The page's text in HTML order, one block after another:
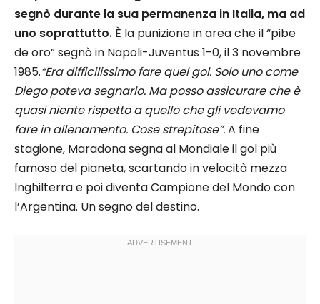
segnò durante la sua permanenza in Italia, ma ad
uno soprattutto. È la punizione in area che il “pibe
de oro” segnò in Napoli-Juventus 1-0, il 3 novembre
1985.“Era difficilissimo fare quel gol. Solo uno come
Diego poteva segnarlo. Ma posso assicurare che è
quasi niente rispetto a quello che gli vedevamo
fare in allenamento. Cose strepitose”.A fine
stagione, Maradona segna al Mondiale il gol più
famoso del pianeta, scartando in velocità mezza
Inghilterra e poi diventa Campione del Mondo con
l’Argentina. Un segno del destino.